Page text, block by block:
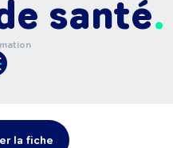
santé
la fiche